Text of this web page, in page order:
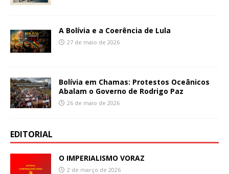
A Bolívia e a Coerência de Lula
27 de maio de 2026
Bolívia em Chamas: Protestos Oceânicos
Abalam o Governo de Rodrigo Paz
26 de maio de 2026
EDITORIAL
O IMPERIALISMO VORAZ
2 de março de 2026